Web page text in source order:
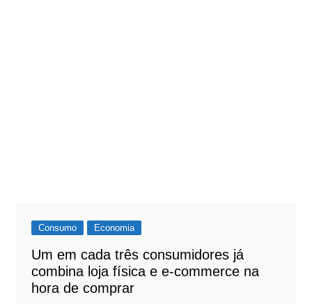
Consumo Economia
Um em cada três consumidores já
combina loja física e e-commerce na
hora de comprar